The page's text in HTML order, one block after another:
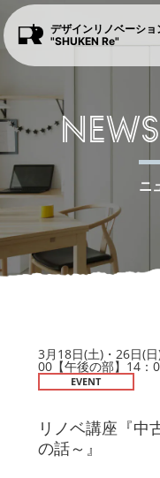
デザインリノベーショ
"SHUKEN Re"
ニ
3月18日(土)・26日(
00【午後の部】14：
EVENT
リノベ講座『中
の話～』